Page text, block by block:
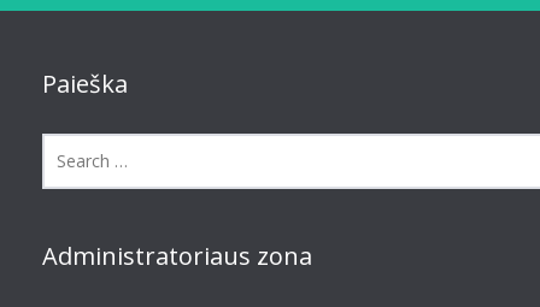
Paieška
Administratoriaus zona